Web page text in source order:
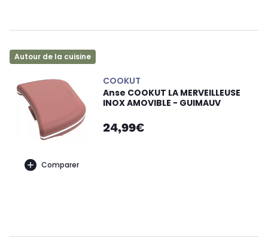
Autour de la cuisine
Comparer
COOKUT
Anse COOKUT LA MERVEILLEUSE
INOX AMOVIBLE - GUIMAUV
24,99€